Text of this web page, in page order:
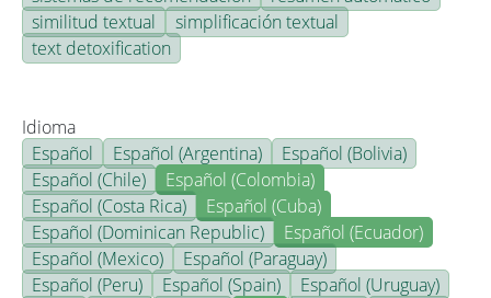
similitud textual
simplificación textual
text detoxification
Idioma
Español
Español (Argentina)
Español (Bolivia)
Español (Chile)
Español (Colombia)
Español (Costa Rica)
Español (Cuba)
Español (Dominican Republic)
Español (Ecuador)
Español (Mexico)
Español (Paraguay)
Español (Peru)
Español (Spain)
Español (Uruguay)